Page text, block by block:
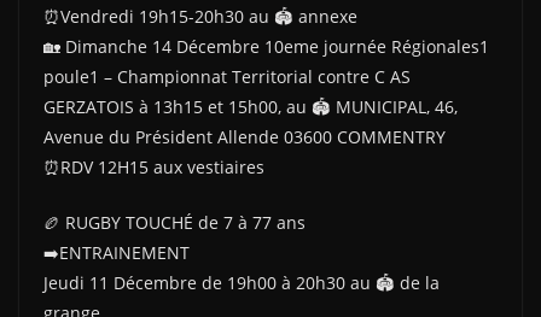
⏰️Vendredi 19h15-20h30 au 🏟 annexe
🏡 Dimanche 14 Décembre 10eme journée Régionales1
poule1 – Championnat Territorial contre C AS
GERZATOIS à 13h15 et 15h00, au 🏟 MUNICIPAL, 46,
Avenue du Président Allende 03600 COMMENTRY
⏰️RDV 12H15 aux vestiaires
🏉 RUGBY TOUCHÉ de 7 à 77 ans
➡️ENTRAINEMENT
Jeudi 11 Décembre de 19h00 à 20h30 au 🏟 de la